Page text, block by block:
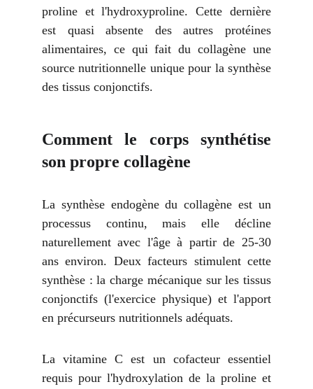
proline et l'hydroxyproline. Cette dernière
est quasi absente des autres protéines
alimentaires, ce qui fait du collagène une
source nutritionnelle unique pour la synthèse
des tissus conjonctifs.
Comment le corps synthétise
son propre collagène
La synthèse endogène du collagène est un
processus continu, mais elle décline
naturellement avec l'âge à partir de 25-30
ans environ. Deux facteurs stimulent cette
synthèse : la charge mécanique sur les tissus
conjonctifs (l'exercice physique) et l'apport
en précurseurs nutritionnels adéquats.
La vitamine C est un cofacteur essentiel
requis pour l'hydroxylation de la proline et